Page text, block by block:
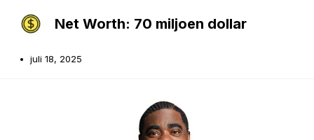
Net Worth: 70 miljoen dollar
juli 18, 2025